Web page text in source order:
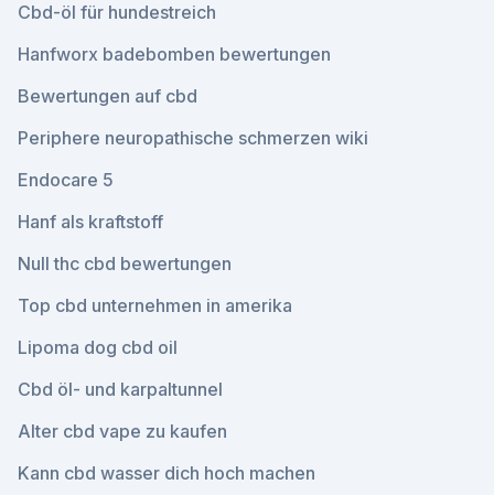
Cbd-öl für hundestreich
Hanfworx badebomben bewertungen
Bewertungen auf cbd
Periphere neuropathische schmerzen wiki
Endocare 5
Hanf als kraftstoff
Null thc cbd bewertungen
Top cbd unternehmen in amerika
Lipoma dog cbd oil
Cbd öl- und karpaltunnel
Alter cbd vape zu kaufen
Kann cbd wasser dich hoch machen